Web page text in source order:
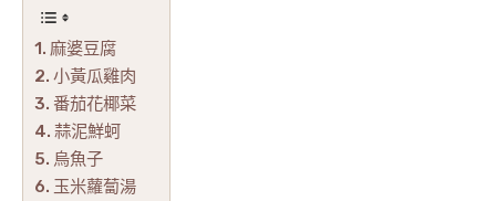
麻婆豆腐
小黃瓜雞肉
番茄花椰菜
蒜泥鮮蚵
烏魚子
玉米蘿蔔湯